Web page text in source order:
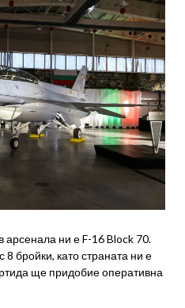
ни е F-16 Block 70.
8 бройки, като страната ни е
ще придобие оперативна